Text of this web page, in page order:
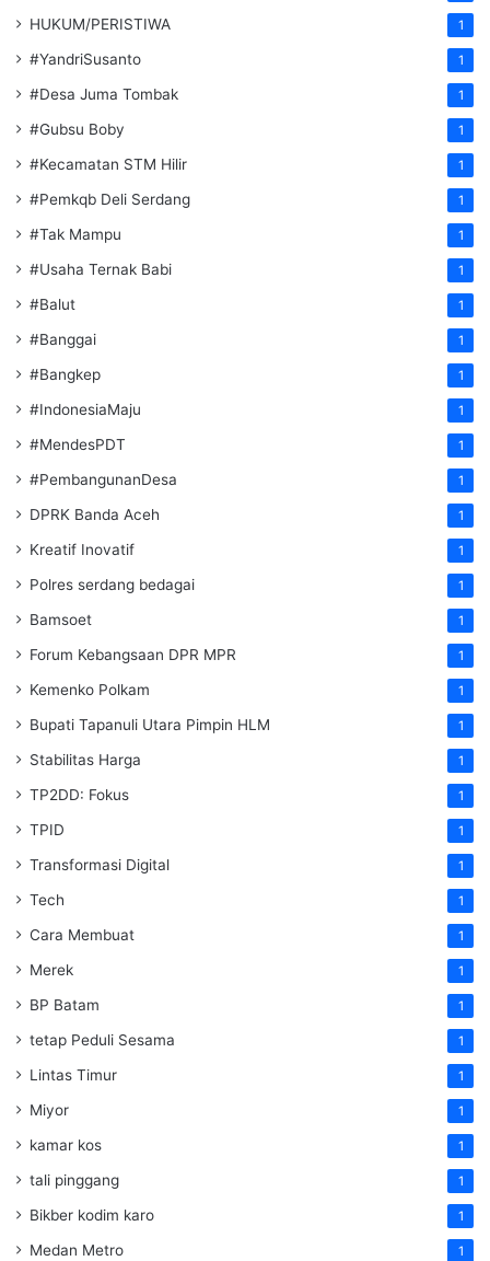
HUKUM/PERISTIWA 1
#YandriSusanto 1
#Desa Juma Tombak 1
#Gubsu Boby 1
#Kecamatan STM Hilir 1
#Pemkqb Deli Serdang 1
#Tak Mampu 1
#Usaha Ternak Babi 1
#Balut 1
#Banggai 1
#Bangkep 1
#IndonesiaMaju 1
#MendesPDT 1
#PembangunanDesa 1
DPRK Banda Aceh 1
Kreatif Inovatif 1
Polres serdang bedagai 1
Bamsoet 1
Forum Kebangsaan DPR MPR 1
Kemenko Polkam 1
‎Bupati Tapanuli Utara Pimpin HLM 1
Stabilitas Harga 1
TP2DD: Fokus 1
TPID 1
Transformasi Digital 1
Tech 1
Cara Membuat 1
Merek 1
BP Batam 1
tetap Peduli Sesama 1
Lintas Timur 1
Miyor 1
kamar kos 1
tali pinggang 1
Bikber kodim karo 1
Medan Metro 1